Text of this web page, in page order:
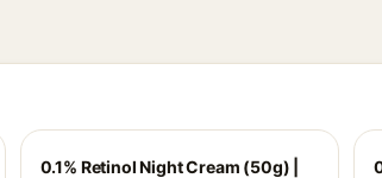
0.1% Retinol Night Cream (50g) |